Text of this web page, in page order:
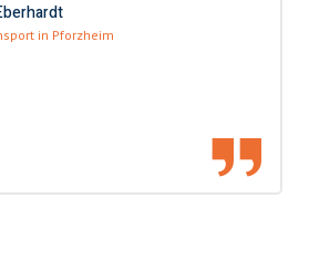
in Pforzheim